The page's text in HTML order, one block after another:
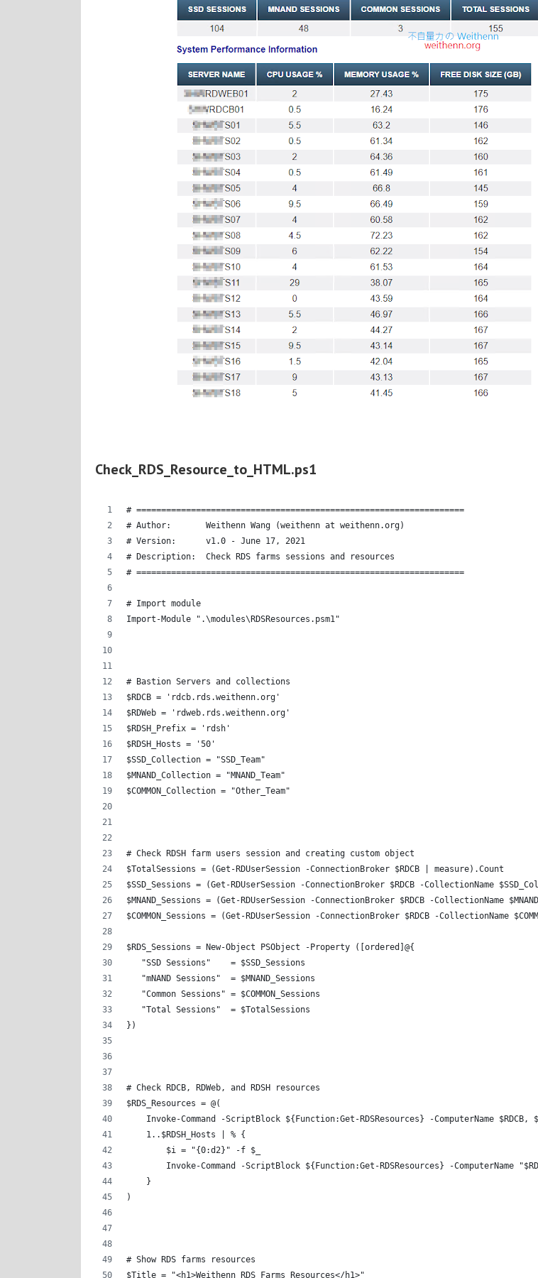
Check_RDS_Resource_to_HTML.ps1
# ==================================================================
# Author:       Weithenn Wang (weithenn at weithenn.org)
# Version:      v1.0 - June 17, 2021
# Description:  Check RDS farms sessions and resources
# ==================================================================
# Import module
Import-Module ".\modules\RDSResources.psm1"
# Bastion Servers and collections
$RDCB = 'rdcb.rds.weithenn.org'
$RDWeb = 'rdweb.rds.weithenn.org'
$RDSH_Prefix = 'rdsh'
$RDSH_Hosts = '50'
$SSD_Collection = "SSD_Team"
$MNAND_Collection = "MNAND_Team"
$COMMON_Collection = "Other_Team"
# Check RDSH farm users session and creating custom object
$TotalSessions = (Get-RDUserSession -ConnectionBroker $RDCB | measure).Count
$SSD_Sessions = (Get-RDUserSession -ConnectionBroker $RDCB -CollectionName
$MNAND_Sessions = (Get-RDUserSession -ConnectionBroker $RDCB -CollectionName
$COMMON_Sessions = (Get-RDUserSession -ConnectionBroker $RDCB -CollectionName
$RDS_Sessions = New-Object PSObject -Property ([ordered]@{
   "SSD Sessions"    = $SSD_Sessions
   "mNAND Sessions"  = $MNAND_Sessions
   "Common Sessions" = $COMMON_Sessions
   "Total Sessions"  = $TotalSessions
})
# Check RDCB, RDWeb, and RDSH resources
$RDS_Resources = @(
Invoke-Command -ScriptBlock ${Function:Get-RDSResources} -ComputerName
    1..$RDSH_Hosts | % {
        $i = "{0:d2}" -f $_
Invoke-Command -ScriptBlock ${Function:Get-RDSResources} -ComputerName
    }
)
# Show RDS farms resources
$Title = "<h1>Weithenn RDS Farms Resources</h1>"